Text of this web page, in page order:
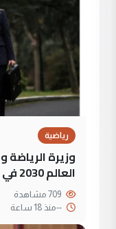
رياضية
وزيرة
العالم 2030 في إسبانيا
--منذ 18 ساعة